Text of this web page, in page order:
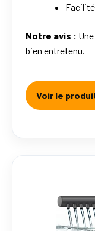
Notre avis :
bien entretenu.
Voir le